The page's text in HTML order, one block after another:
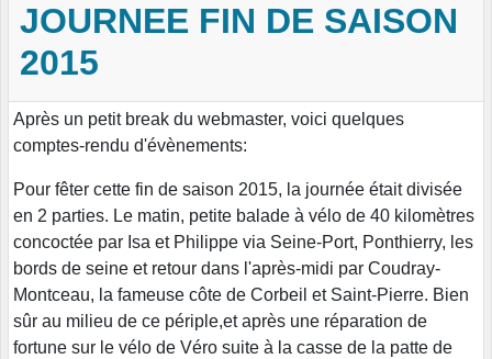
JOURNEE FIN DE SAISON
2015
Après un petit break du webmaster, voici quelques
comptes-rendu d'évènements:
Pour fêter cette fin de saison 2015, la journée était divisée
en 2 parties. Le matin, petite balade à vélo de 40 kilomètres
concoctée par Isa et Philippe via Seine-Port, Ponthierry, les
bords de seine et retour dans l'après-midi par Coudray-
Montceau, la fameuse côte de Corbeil et Saint-Pierre. Bien
sûr au milieu de ce périple,et après une réparation de
fortune sur le vélo de Véro suite à la casse de la patte de